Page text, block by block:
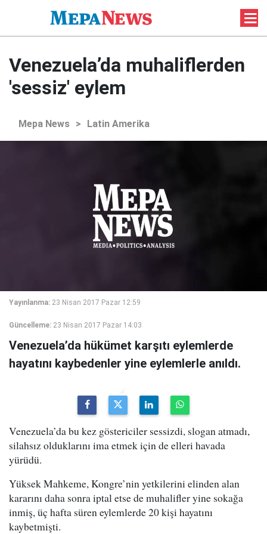
Venezuela’da muhaliflerden
'sessiz' eylem
Mepa News > Latin Amerika
Yayınlanma: 23 Nisan 2017 Pazar 12:59
Güncelleme: 23 Nisan 2017 Pazar 14:03
Venezuela’da hükümet karşıtı eylemlerde
hayatını kaybedenler yine eylemlerle anıldı.
Venezuela’da bu kez göstericiler sessizdi, slogan atmadı,
silahsız olduklarını ima etmek için de elleri havada
yürüdü.
Yüksek Mahkeme, Kongre’nin yetkilerini elinden alan
kararını daha sonra iptal etse de muhalifler yine sokağa
inmiş, üç hafta süren eylemlerde 20 kişi hayatını
kaybetmişti.